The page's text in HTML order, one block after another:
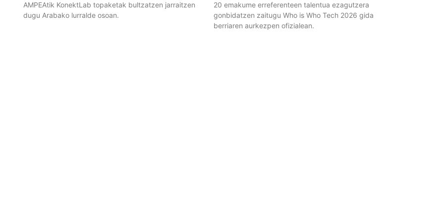
AMPEAtik KonektLab topaketak bultzatzen jarraitzen
dugu Arabako lurralde osoan.
20 emakume erreferenteen talentua ezagutzera
gonbidatzen zaitugu Who is Who Tech 2026 gida
berriaren aurkezpen ofizialean.